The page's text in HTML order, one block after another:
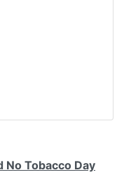
No Tobacco Day